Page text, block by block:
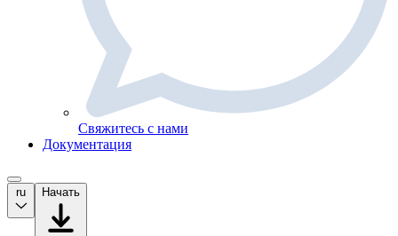
Свяжитесь с нами
Документация
ru Начать